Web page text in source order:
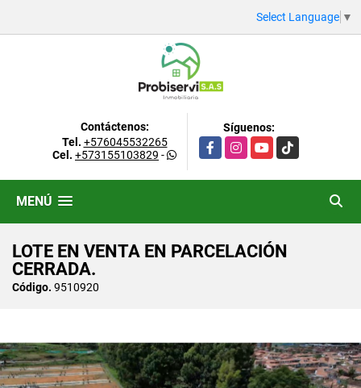
Select Language ▼
Contáctenos:
Tel. +576045532265
Cel. +573155103829 -
Síguenos:
FacebookInstagramYouTubeTikTok
MENÚ
LOTE EN VENTA EN PARCELACIÓN
CERRADA.
Código. 9510920